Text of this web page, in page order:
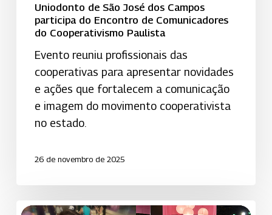
Cooperativismo
Paulista
Uniodonto de São José dos Campos
participa do Encontro de Comunicadores
do Cooperativismo Paulista
Evento reuniu profissionais das
cooperativas para apresentar novidades
e ações que fortalecem a comunicação
e imagem do movimento cooperativista
no estado.
26 de novembro de 2025
Marketing